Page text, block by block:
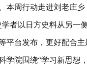
本周行动走进刘老庄
者以日方史料从另一
平台发布，更好配合
院围绕“学习新思想，